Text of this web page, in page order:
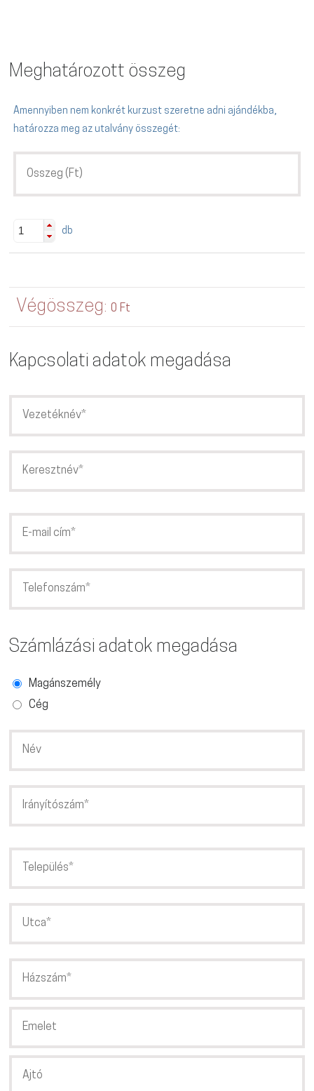
Meghatározott összeg
Amennyiben nem konkrét kurzust szeretne adni ajándékba,
határozza meg az utalvány összegét:
db
Végösszeg:0 Ft
Kapcsolati adatok megadása
Számlázási adatok megadása
Magánszemély
Cég